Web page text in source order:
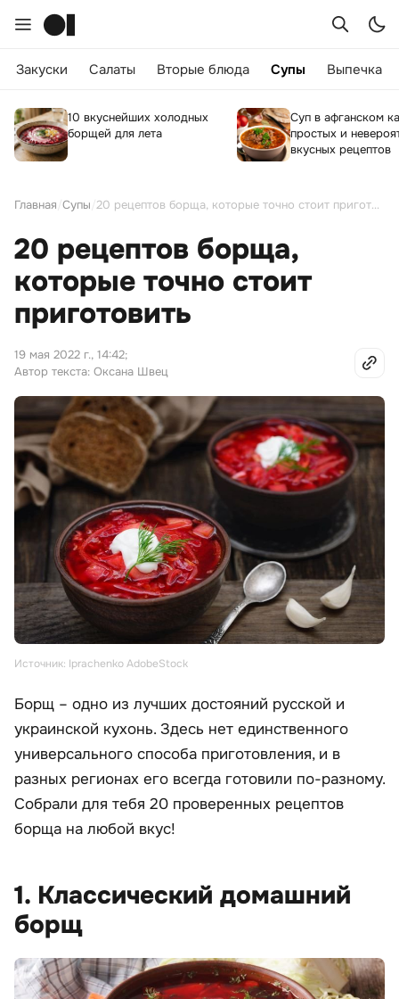
Закуски Салаты Вторые блюда Супы Выпечка
10 вкуснейших холодных
борщей для лета
Суп в афганском
простых и
вкусных рецептов
Главная Супы 20 рецептов борща, которые точно стоит приготовить
20 рецептов борща,
которые точно стоит
приготовить
19 мая 2022 г., 14:42;
Автор текста: Оксана Швец
Источник: Iprachenko AdobeStock
Борщ – одно из лучших достояний русской и
украинской кухонь. Здесь нет единственного
универсального способа приготовления, и в
разных регионах его всегда готовили по-разному.
Собрали для тебя 20 проверенных рецептов
борща на любой вкус!
1. Классический домашний
борщ